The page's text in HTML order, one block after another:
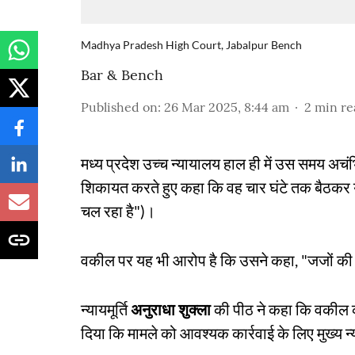
Madhya Pradesh High Court, Jabalpur Bench
Bar & Bench
Published on: 26 Mar 2025, 8:44 am 2 min
मध्य प्रदेश उच्च न्यायालय हाल ही में उस समय
शिकायत करते हुए कहा कि वह चार घंटे तक बैठकर
चल रहा है")।
वकील पर यह भी आरोप है कि उसने कहा, "जजों
न्यायमूर्तिअनुराधा शुक्लाकी पीठ ने कहा कि वकील
दिया कि मामले को आवश्यक कार्रवाई के लिए मुख्य